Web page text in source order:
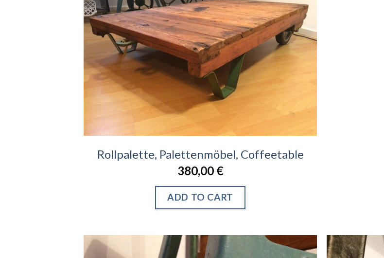
Rollpalette, Palettenmöbel, Coffeetable
380,00 €
ADD TO CART